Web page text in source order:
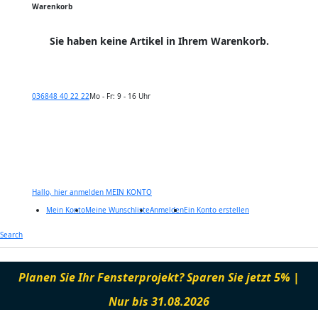
Warenkorb
Sie haben keine Artikel in Ihrem Warenkorb.
036848 40 22 22Mo - Fr: 9 - 16 Uhr
Hallo, hier anmelden MEIN KONTO
Mein KontoMeine WunschlisteAnmeldenEin Konto erstellen
Search
Planen Sie Ihr Fensterprojekt? Sparen Sie jetzt 5% |
Nur bis 31.08.2026